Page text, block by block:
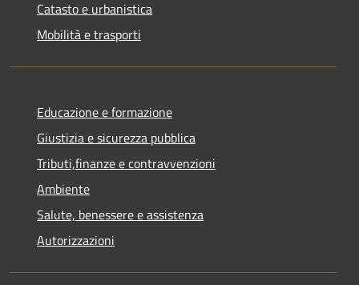
Catasto e urbanistica
Mobilità e trasporti
Educazione e formazione
Giustizia e sicurezza pubblica
Tributi,finanze e contravvenzioni
Ambiente
Salute, benessere e assistenza
Autorizzazioni